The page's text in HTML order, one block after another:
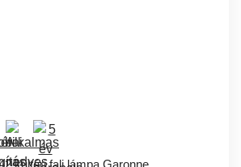
kültéri fali lámpa Garonne